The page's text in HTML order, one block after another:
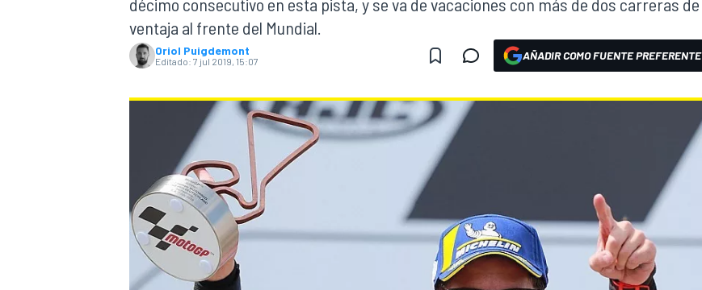
MOTOGP
NASCAR CUP
ventaja al frente del Mundial.
Oriol Puigdemont
Editado: 7 jul 2019, 15:07 AÑADIR COMO FUENTE PREFERENTE